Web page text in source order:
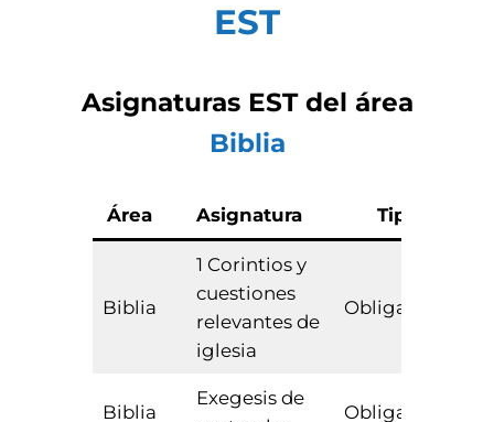
EST
Asignaturas ESTdel área
Biblia
Área Asignatura Tipo
Biblia
1 Corintios y
cuestiones
relevantes de
iglesia
Obligatoria
Biblia
Exegesis de
Obligatoria